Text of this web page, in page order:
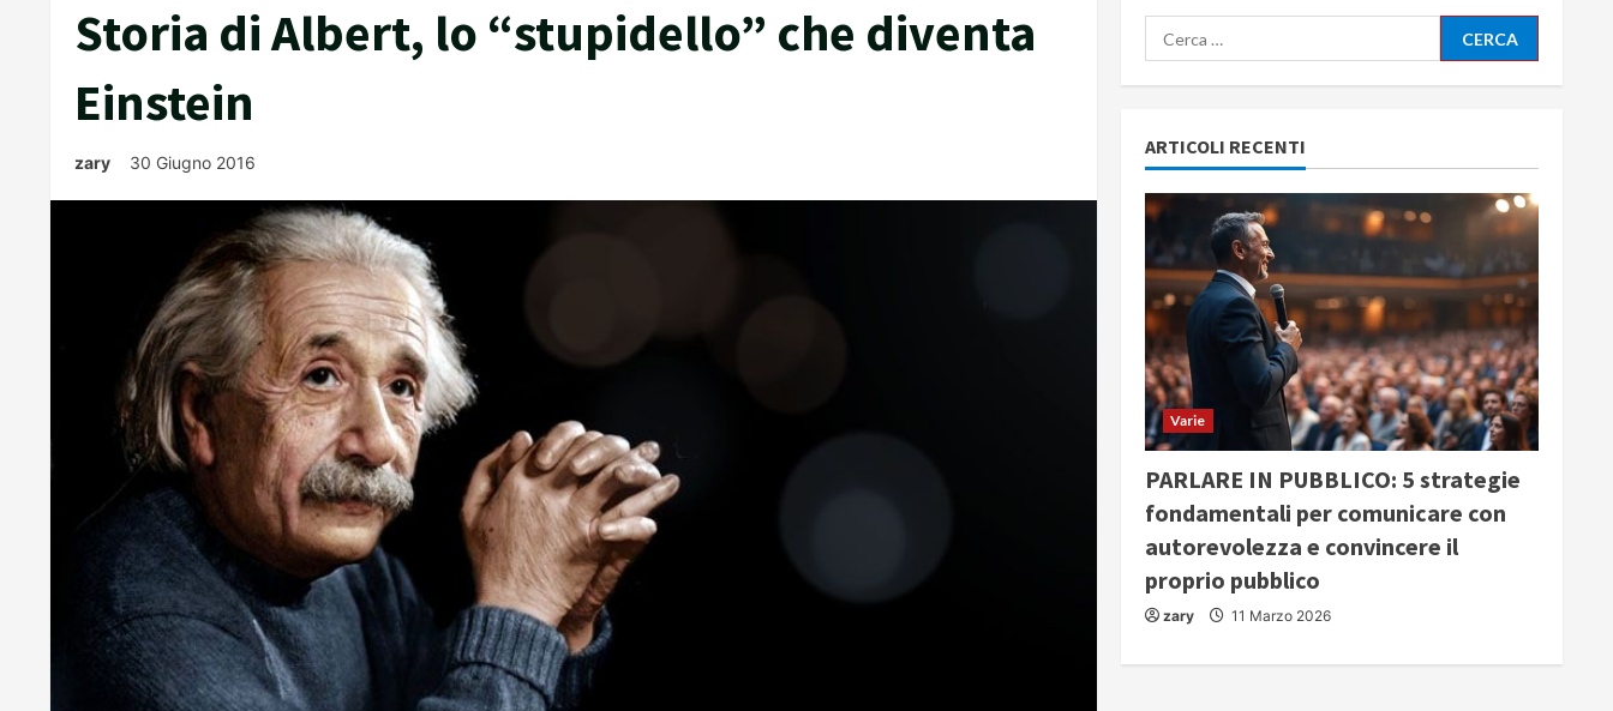
Storia di Albert, lo “stupidello” che diventa
Einstein
zary 30 Giugno 2016
Ricerca
per:
ARTICOLI RECENTI
Varie
PARLARE IN PUBBLICO: 5 strategie
fondamentali per comunicare con
autorevolezza e convincere il
proprio pubblico
zary 11 Marzo 2026